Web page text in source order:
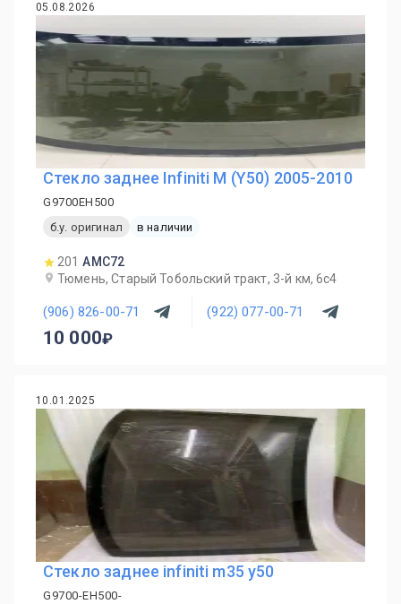
05.08.2026
Стекло заднее Infiniti M (Y50) 2005-2010
G9700EH500
б.у. оригинал
в наличии
201 AMC72
Тюмень, Старый Тобольский тракт, 3-й км, 6с4
(906) 826-00-71 (922) 077-00-71
10 000
10.01.2025
Стекло заднее infiniti m35 y50
G9700-EH500-